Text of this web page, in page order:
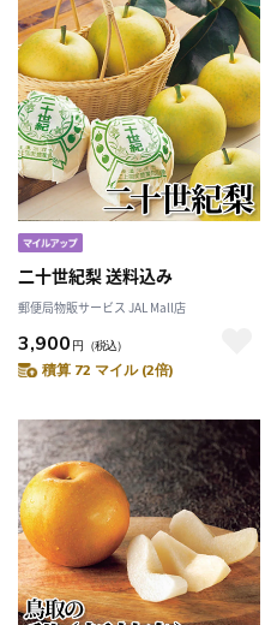
二十世紀梨 送料込み
郵便局物販サービス JAL Mall店
3,900 円 （税込）
積算 72 マイル (2倍)